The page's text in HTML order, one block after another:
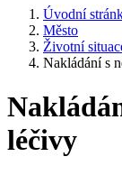
Úvodní
Město
Životní
Nakládání s
léčivy